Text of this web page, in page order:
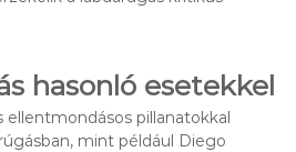
hasonló esetekkel
ellentmondásos pillanatokkal
mint például Diego